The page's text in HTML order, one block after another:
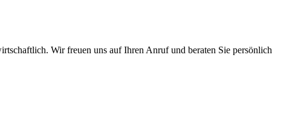
Wir freuen uns auf Ihren Anruf und beraten Sie persönlich